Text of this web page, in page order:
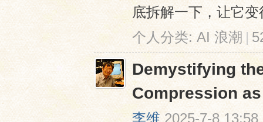
底拆解一下，让它
个人分类: AI 浪潮 |
Demystifying
Compression
李维 2025-7-8 13:58